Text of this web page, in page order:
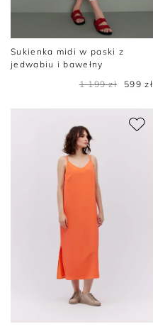
Sukienka midi w paski z
jedwabiu i bawełny
1 199 zł
599 zł